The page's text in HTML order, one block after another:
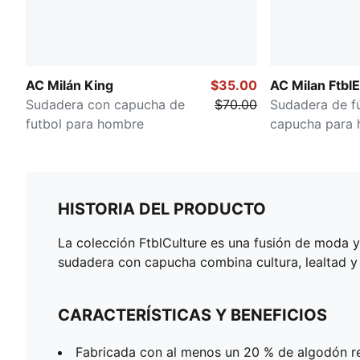
AC Milán King
Sudadera con capucha de
futbol para hombre
$35.00
$70.00
AC Milan
Sudadera de
capucha para
HISTORIA DEL PRODUCTO
La colección FtblCulture es una fusión de moda
sudadera con capucha combina cultura, lealtad
CARACTERÍSTICAS Y BENEFICIOS
Fabricada con al menos un 20 % de algodón